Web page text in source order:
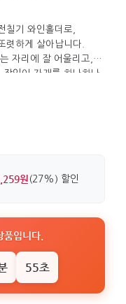
칠기 와인홀더로,
렷하게 살아납니다.
자리에 잘 어울리고,
인이 자개를 하나하나
다.
원 (27%) 할인
품입니다.
55초